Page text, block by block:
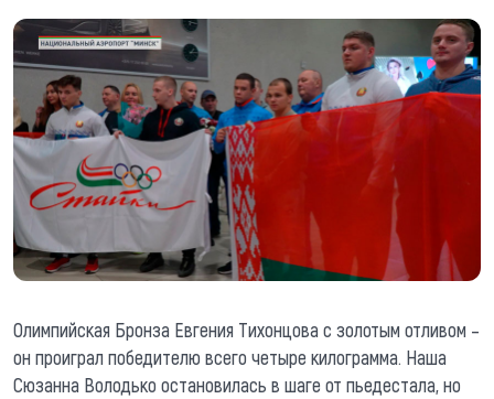
Олимпийская Бронза Евгения Тихонцова с золотым отливом –
он проиграл победителю всего четыре килограмма. Наша
Сюзанна Володько остановилась в шаге от пьедестала, но